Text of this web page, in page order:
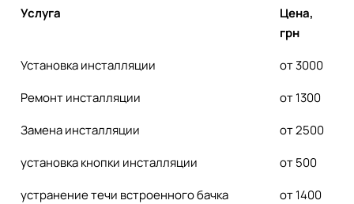
Услуга
Цена,
грн
Установка инсталляции
от 3000
Ремонт инсталляции
от 1300
Замена инсталляции
от 2500
установка кнопки инсталляции
от 500
устранение течи встроенного бачка
от 1400